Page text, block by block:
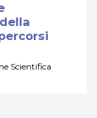
Scientifica